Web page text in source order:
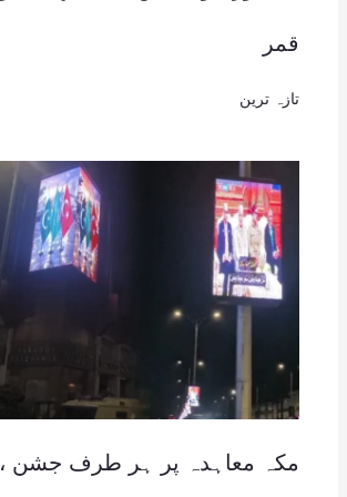
قمر
تازہ ترین
مکہ معاہدہ پر ہر طرف جشن ،